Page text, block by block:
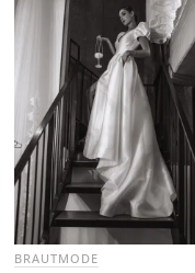
BRAUTMODE